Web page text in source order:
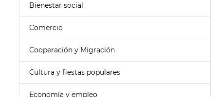
Bienestar social
Comercio
Cooperación y Migración
Cultura y fiestas populares
Economía y empleo